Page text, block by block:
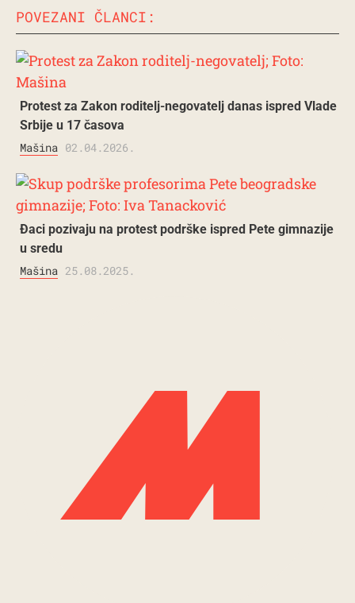
POVEZANI ČLANCI:
Protest za Zakon roditelj-negovatelj danas ispred Vlade
Srbije u 17 časova
Mašina 02.04.2026.
Đaci pozivaju na protest podrške ispred Pete gimnazije
u sredu
Mašina 25.08.2025.